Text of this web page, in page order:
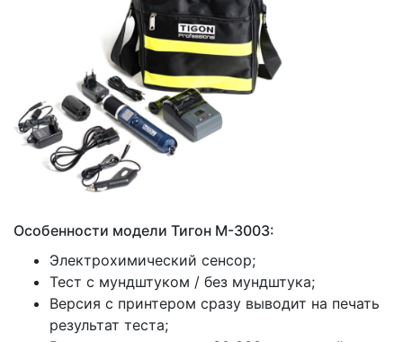
Особенности модели Тигон М-3003:
Электрохимический сенсор;
Тест с мундштуком / без мундштука;
Версия с принтером сразу выводит на печать
результат теста;